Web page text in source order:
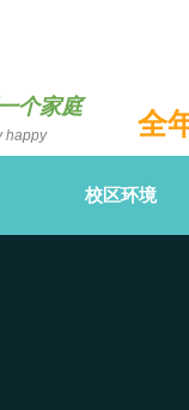
个家庭
happy 全
校区环境